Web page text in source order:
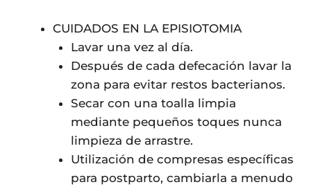
CUIDADOS EN LA EPISIOTOMIA
Lavar una vez al día.
Después de cada defecación lavar la
zona para evitar restos bacterianos.
Secar con una toalla limpia
mediante pequeños toques nunca
limpieza de arrastre.
Utilización de compresas específicas
para postparto, cambiarla a menudo